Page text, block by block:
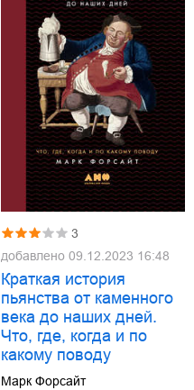
3
добавлено 09.12.2023 16:48
Краткая история
пьянства от каменного
века до наших дней.
Что, где, когда и по
какому поводу
Марк Форсайт